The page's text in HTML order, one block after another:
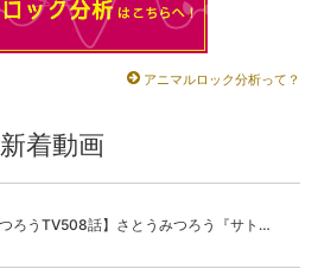
アニマルロック分析って？
新着動画
【みつろうTV508話】さとうみつろう『サトレル男塾』編④「“毎日”が変わります。楽しく」